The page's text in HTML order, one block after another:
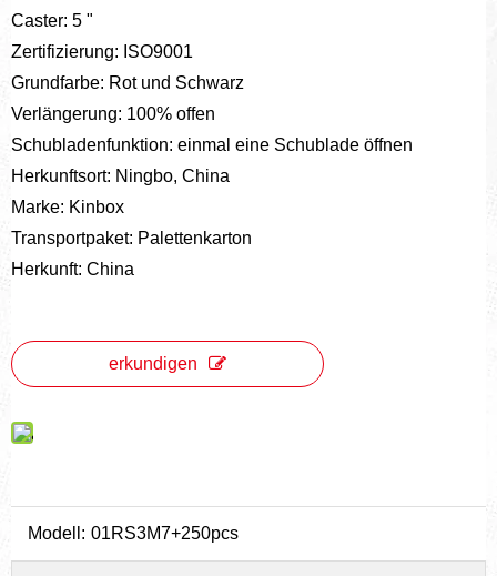
Caster: 5 "
Zertifizierung: ISO9001
Grundfarbe: Rot und Schwarz
Verlängerung: 100% offen
Schubladenfunktion: einmal eine Schublade öffnen
Herkunftsort: Ningbo, China
Marke: Kinbox
Transportpaket: Palettenkarton
Herkunft: China
erkundigen
Modell: 01RS3M7+250pcs